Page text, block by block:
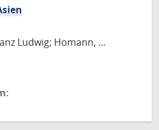
Ludwig; Homann, ...